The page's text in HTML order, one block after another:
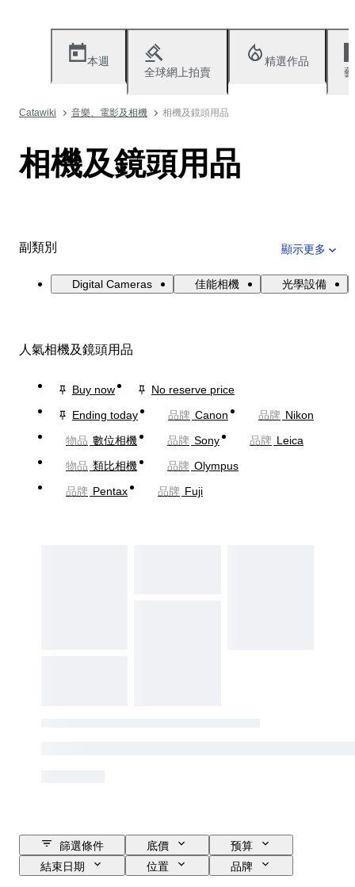
本週
全球網上拍賣
精選作品
Catawiki 音樂、電影及相機 相機及鏡頭用品
相機及鏡頭用品
副類別 顯示更多
Digital Cameras 佳能相機 光學設備
人氣相機及鏡頭用品
Buy now
No reserve price
Ending today
品牌 Canon 品牌 Nikon
物品 數位相機 品牌 Sony 品牌 Leica
物品 類比相機 品牌 Olympus
品牌 Pentax 品牌 Fuji
篩選條件 底價
预算
結束日期
位置
品牌